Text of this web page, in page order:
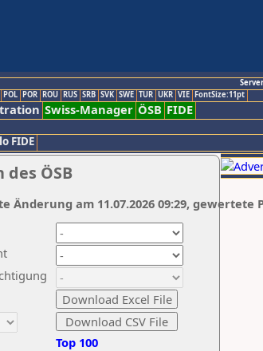
POL POR ROU RUS SRB SVK SWE TUR UKR VIE FontSize:11pt
Swiss-Manager ÖSB FIDE
FIDE
ÖSB
Top 100
Änderung am 11.07.2026 09:29, gewertete